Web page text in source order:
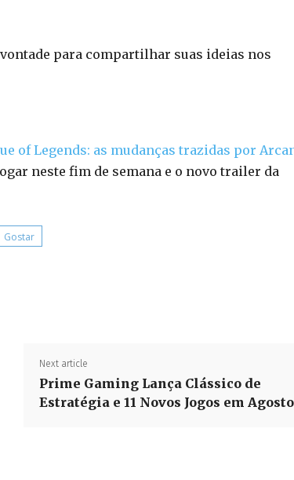
vontade para compartilhar suas ideias nos
of Legends: as mudanças trazidas por
neste fim de semana e o novo trailer da
Gostar
Next article
Prime Gaming Lança Clássico de
Estratégia e 11 Novos Jogos em Agosto